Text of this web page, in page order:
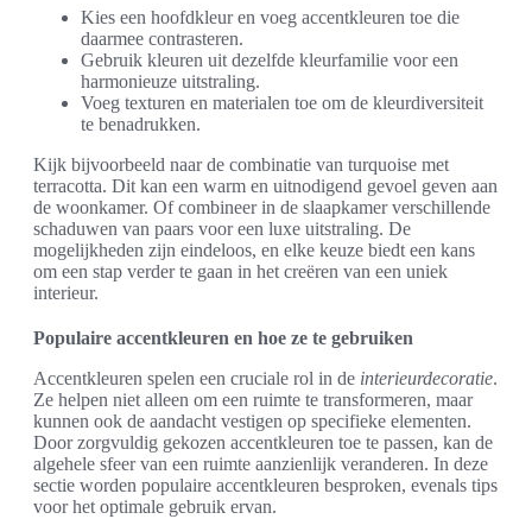
Kies een hoofdkleur en voeg accentkleuren toe die
daarmee contrasteren.
Gebruik kleuren uit dezelfde kleurfamilie voor een
harmonieuze uitstraling.
Voeg texturen en materialen toe om de kleurdiversiteit
te benadrukken.
Kijk bijvoorbeeld naar de combinatie van turquoise met
terracotta. Dit kan een warm en uitnodigend gevoel geven aan
de woonkamer. Of combineer in de slaapkamer verschillende
schaduwen van paars voor een luxe uitstraling. De
mogelijkheden zijn eindeloos, en elke keuze biedt een kans
om een stap verder te gaan in het creëren van een uniek
interieur.
Populaire accentkleuren en hoe ze te gebruiken
Accentkleuren spelen een cruciale rol in de interieurdecoratie.
Ze helpen niet alleen om een ruimte te transformeren, maar
kunnen ook de aandacht vestigen op specifieke elementen.
Door zorgvuldig gekozen accentkleuren toe te passen, kan de
algehele sfeer van een ruimte aanzienlijk veranderen. In deze
sectie worden populaire accentkleuren besproken, evenals tips
voor het optimale gebruik ervan.